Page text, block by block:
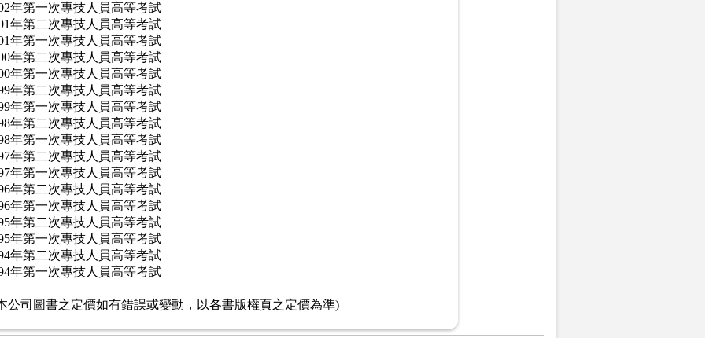
年第一次專技人員高等考試
年第二次專技人員高等考試
年第一次專技人員高等考試
年第二次專技人員高等考試
年第一次專技人員高等考試
年第二次專技人員高等考試
年第一次專技人員高等考試
年第二次專技人員高等考試
年第一次專技人員高等考試
年第二次專技人員高等考試
年第一次專技人員高等考試
年第二次專技人員高等考試
年第一次專技人員高等考試
年第二次專技人員高等考試
年第一次專技人員高等考試
年第二次專技人員高等考試
年第一次專技人員高等考試
公司圖書之定價如有錯誤或變動，以各書版權頁之定價為準)